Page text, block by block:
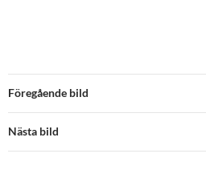
Föregående bild
Nästa bild